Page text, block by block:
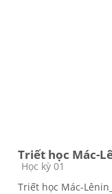
Triết học Mác-
Course category
Học kỳ 01
Triết học Mác-